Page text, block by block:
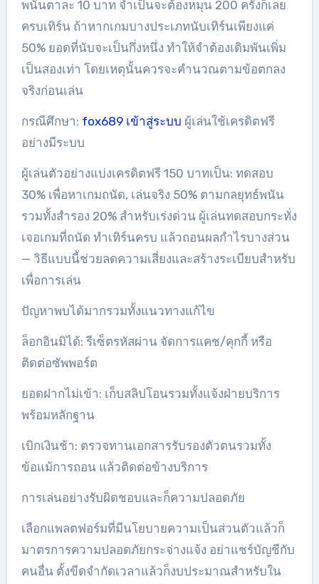
พนันตาละ 10 บาท จำเป็นจะต้องหมุน 200 ครั้งก็เลย
ครบเทิร์น ถ้าหากเกมบางประเภทนับเทิร์นเพียงแค่
50% ยอดที่นับจะเป็นกึ่งหนึ่ง ทำให้จำต้องเดิมพันเพิ่ม
เป็นสองเท่า โดยเหตุนั้นควรจะคำนวณตามข้อตกลง
จริงก่อนเล่น
กรณีศึกษา: fox689 เข้าสู่ระบบ ผู้เล่นใช้เครดิตฟรี
อย่างมีระบบ
ผู้เล่นตัวอย่างแบ่งเครดิตฟรี 150 บาทเป็น: ทดสอบ
30% เพื่อหาเกมถนัด, เล่นจริง 50% ตามกลยุทธ์พนัน
รวมทั้งสำรอง 20% สำหรับเร่งด่วน ผู้เล่นทดสอบกระทั่ง
เจอเกมที่ถนัด ทำเทิร์นครบ แล้วถอนผลกำไรบางส่วน
— วิธีแบบนี้ช่วยลดความเสี่ยงและสร้างระเบียบสำหรับ
เพื่อการเล่น
ปัญหาพบได้มากรวมทั้งแนวทางแก้ไข
ล็อกอินมิได้: รีเซ็ตรหัสผ่าน จัดการแคช/คุกกี้ หรือ
ติดต่อซัพพอร์ต
ยอดฝากไม่เข้า: เก็บสลิปโอนรวมทั้งแจ้งฝ่ายบริการ
พร้อมหลักฐาน
เบิกเงินช้า: ตรวจทานเอกสารรับรองตัวตนรวมทั้ง
ข้อแม้การถอน แล้วติดต่อข้างบริการ
การเล่นอย่างรับผิดชอบและก็ความปลอดภัย
เลือกแพลตฟอร์มที่มีนโยบายความเป็นส่วนตัวแล้วก็
มาตรการความปลอดภัยกระจ่างแจ้ง อย่าแชร์บัญชีกับ
คนอื่น ตั้งขีดจำกัดเวลาแล้วก็งบประมาณสำหรับใน